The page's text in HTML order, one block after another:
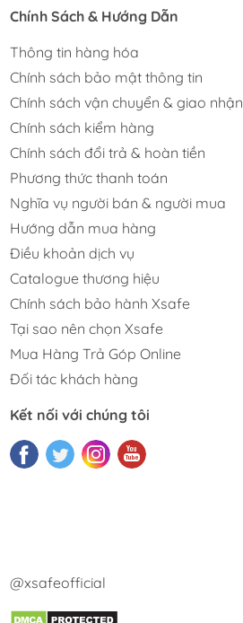
Chính Sách & Hướng Dẫn
Thông tin hàng hóa
Chính sách bảo mật thông tin
Chính sách vận chuyển & giao nhận
Chính sách kiểm hàng
Chính sách đổi trả & hoàn tiền
Phương thức thanh toán
Nghĩa vụ người bán & người mua
Hướng dẫn mua hàng
Điều khoản dịch vụ
Catalogue thương hiệu
Chính sách bảo hành Xsafe
Tại sao nên chọn Xsafe
Mua Hàng Trả Góp Online
Đối tác khách hàng
Kết nối với chúng tôi
@xsafeofficial